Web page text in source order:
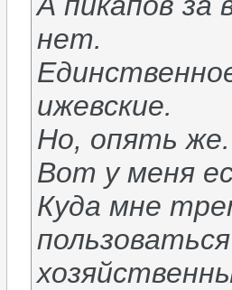
нет.
ижевские.
Но, опять же.
Вот у меня
Куда мне